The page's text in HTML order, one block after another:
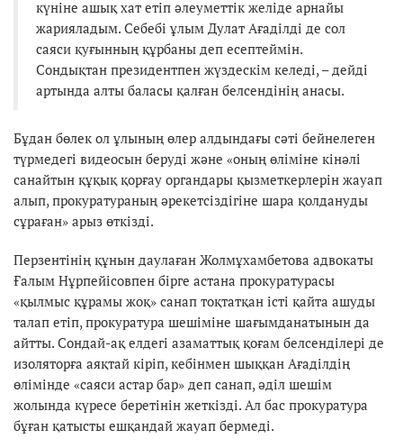
күніне ашық хат етіп әлеуметтік желіде арнайы
жарияладым. Себебі ұлым Дулат Ағаділді де сол
саяси қуғынның құрбаны деп есептеймін.
Сондықтан президентпен жүздескім келеді, – дейді
артында алты баласы қалған белсендінің анасы.
Бұдан бөлек ол ұлының өлер алдындағы сәті бейнелеген
түрмедегі видеосын беруді және «оның өліміне кінәлі
санайтын құқық қорғау органдары қызметкерлерін жауап
алып, прокуратураның әрекетсіздігіне шара қолдануды
сұраған» арыз өткізді.
Перзентінің құнын даулаған Жолмұхамбетова адвокаты
Ғалым Нұрпейісовпен бірге астана прокуратурасы
«қылмыс құрамы жоқ» санап тоқтатқан істі қайта ашуды
талап етіп, прокуратура шешіміне шағымданатынын да
айтты. Сондай-ақ елдегі азаматтық қоғам белсенділері де
изоляторға аяқтай кіріп, кебінмен шыққан Ағаділдің
өлімінде «саяси астар бар» деп санап, әділ шешім
жолында күресе беретінін жеткізді. Ал бас прокуратура
бұған қатысты ешқандай жауап бермеді.